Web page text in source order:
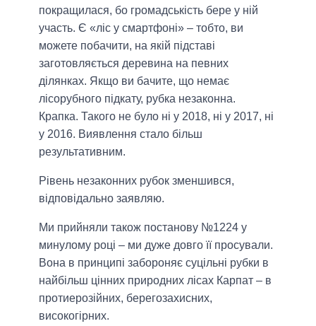
покращилася, бо громадськість бере у ній
участь. Є «ліс у смартфоні» – тобто, ви
можете побачити, на якій підставі
заготовляється деревина на певних
ділянках. Якщо ви бачите, що немає
лісорубного підкату, рубка незаконна.
Крапка. Такого не було ні у 2018, ні у 2017, ні
у 2016. Виявлення стало більш
результативним.
Рівень незаконних рубок зменшився,
відповідально заявляю.
Ми прийняли також постанову №1224 у
минулому році – ми дуже довго її просували.
Вона в принципі забороняє суцільні рубки в
найбільш цінних природних лісах Карпат – в
протиерозійних, берегозахисних,
високогірних.